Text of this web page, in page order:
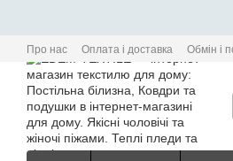
Про нас Оплата і доставка Обмін і